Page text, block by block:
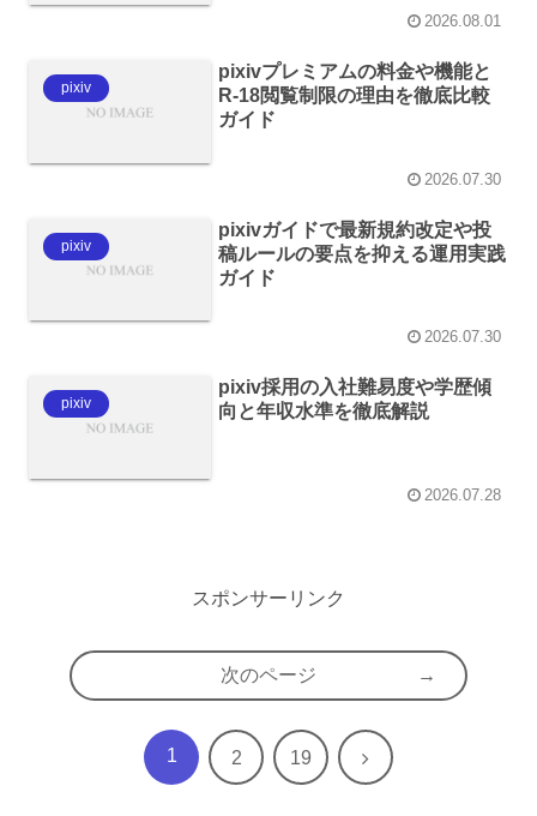
2026.08.01
pixiv
pixivプレミアムの料金や機能と
R-18閲覧制限の理由を徹底比較
ガイド
2026.07.30
pixiv
pixivガイドで最新規約改定や投
稿ルールの要点を抑える運用実践
ガイド
2026.07.30
pixiv
pixiv採用の入社難易度や学歴傾
向と年収水準を徹底解説
2026.07.28
スポンサーリンク
次のページ
1 2 19 次